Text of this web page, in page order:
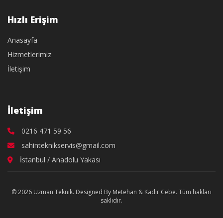
Hızlı Erişim
Anasayfa
Hizmetlerimiz
İletişim
İletişim
0216 471 59 56
sahinteknikservis@gmail.com
İstanbul / Anadolu Yakası
© 2026 Uzman Teknik. Designed By Metehan & Kadir Cebe. Tüm hakları
saklıdır.